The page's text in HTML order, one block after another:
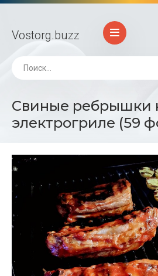
Vostorg.buzz
Свиные ребрышки
электрогриле (59